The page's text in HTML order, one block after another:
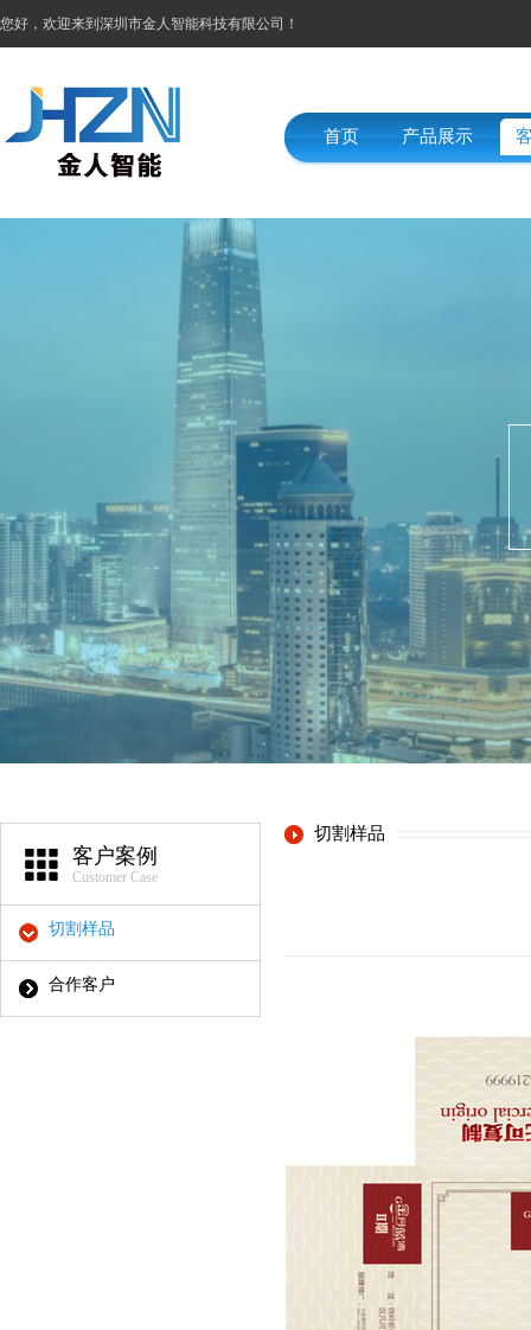
您好，欢迎来到深圳市金人智能科技有限公司！
首页 产品展示
客户案例
Customer Case
切割样品
合作客户
切割样品